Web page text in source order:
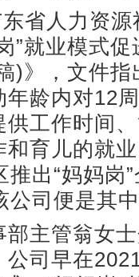
人力资源
”就业模式
)》，文件指
龄内对12
工作时间
和育儿的就
出“妈妈岗
公司便是其
主管翁女士
司早在